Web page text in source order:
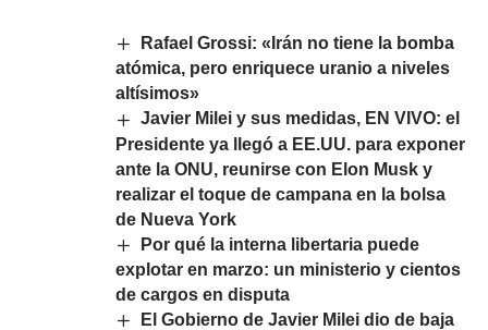
Rafael Grossi: «Irán no tiene la bomba
atómica, pero enriquece uranio a niveles
altísimos»
Javier Milei y sus medidas, EN VIVO: el
Presidente ya llegó a EE.UU. para exponer
ante la ONU, reunirse con Elon Musk y
realizar el toque de campana en la bolsa
de Nueva York
Por qué la interna libertaria puede
explotar en marzo: un ministerio y cientos
de cargos en disputa
El Gobierno de Javier Milei dio de baja